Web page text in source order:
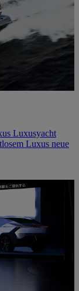
Luxusyacht
Luxus neue